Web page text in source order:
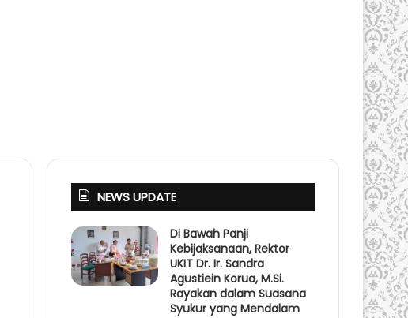
NEWS UPDATE
Di Bawah Panji
Kebijaksanaan, Rektor
UKIT Dr. Ir. Sandra
Agustiein Korua, M.Si.
Rayakan dalam Suasana
Syukur yang Mendalam